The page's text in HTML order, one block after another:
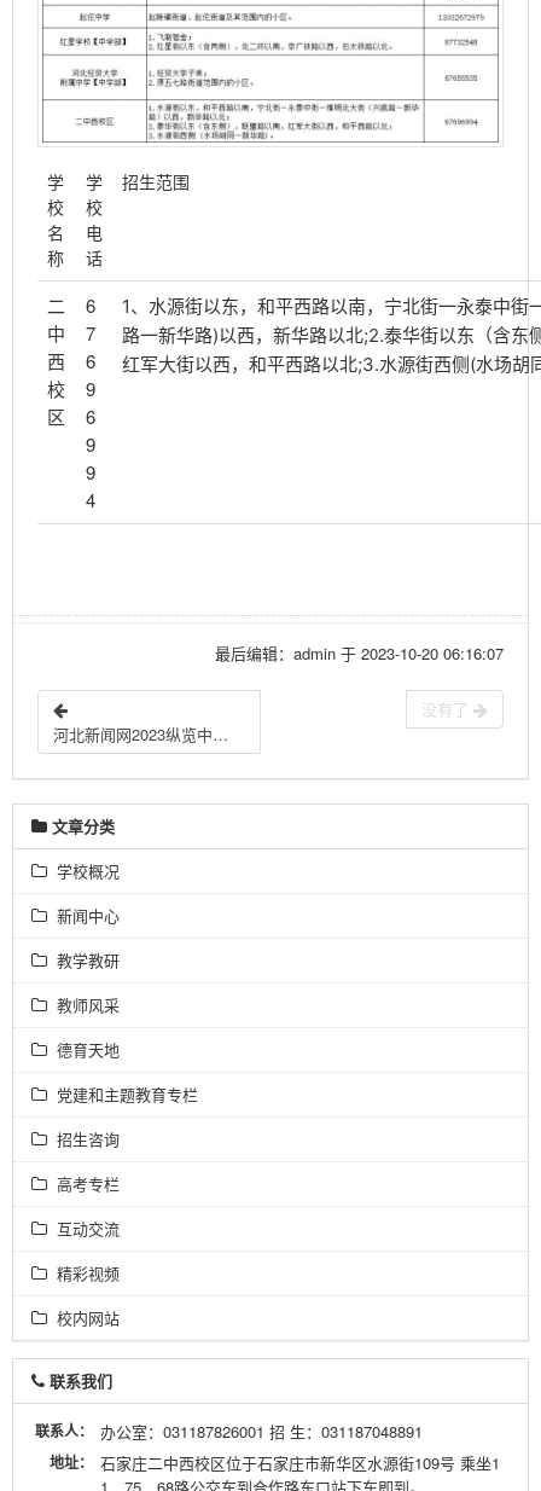
学
校
名
称
学
校
电
话
招生范围
二
中
西
校
区
6
7
6
9
6
9
9
4
1、水源街以东，和平西路以南，宁北街一永泰中街
路一新华路)以西，新华路以北;2.泰华街以东（含东
红军大街以西，和平西路以北;3.水源街西侧(水场胡
最后编辑：admin 于 2023-10-20 06:16:07
河北新闻网2023纵览中考访谈
没有了
文章分类
学校概况
新闻中心
教学教研
教师风采
德育天地
党建和主题教育专栏
招生咨询
高考专栏
互动交流
精彩视频
校内网站
联系我们
联系人： 办公室：031187826001 招 生：031187048891
地址：
石家庄二中西校区位于石家庄市新华区水源街109号 乘坐1